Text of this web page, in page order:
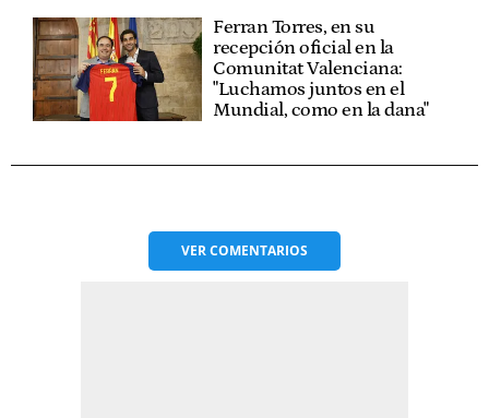
Ferran Torres, en su
recepción oficial en la
Comunitat Valenciana:
"Luchamos juntos en el
Mundial, como en la dana"
VERCOMENTARIOS